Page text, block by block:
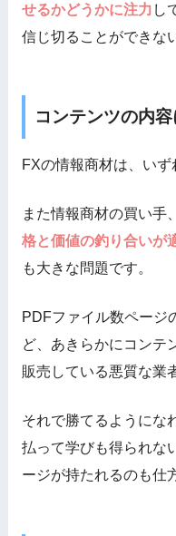
せるかどうかに注力 し
信じ切ることができな
コンテンツの内
FXの情報商材は、いず
また情報商材の買い手
格と価値の釣り合いが
も大きな問題です。
PDFファイル数ページ
ど、あきらかにコンテ
販売 している悪質な業
それで勝てるようにな
払って学びも得られな
ージが持たれるのも仕